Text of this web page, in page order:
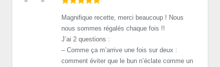
Magnifique recette, merci beaucoup ! Nous
nous sommes régalés chaque fois !!
J’ai 2 questions :
– Comme ça m’arrive une fois sur deux :
comment éviter que le bun n’éclate comme un